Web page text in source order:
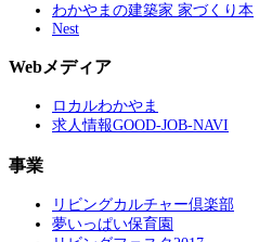
わかやまの建築家 家づくり本
Nest
Webメディア
ロカルわかやま
求人情報GOOD-JOB-NAVI
事業
リビングカルチャー倶楽部
夢いっぱい保育園